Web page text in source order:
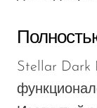
Stellar Dark